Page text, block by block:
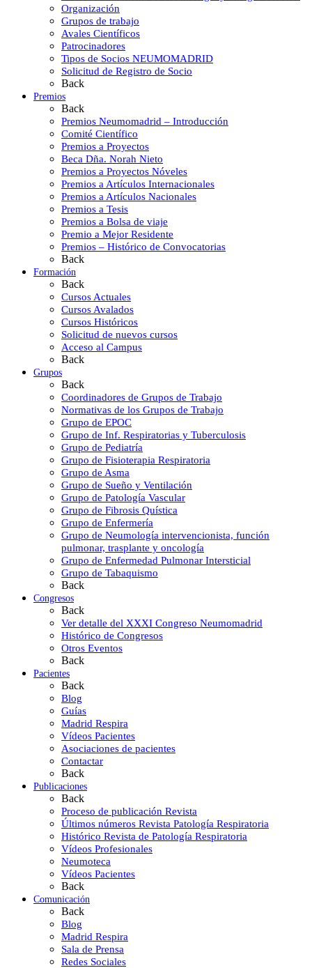
Organización
Grupos de trabajo
Avales Científicos
Patrocinadores
Tipos de Socios NEUMOMADRID
Solicitud de Registro de Socio
Back
Premios
Back
Premios Neumomadrid – Introducción
Comité Científico
Premios a Proyectos
Beca Dña. Norah Nieto
Premios a Proyectos Nóveles
Premios a Artículos Internacionales
Premios a Artículos Nacionales
Premios a Tesis
Premios a Bolsa de viaje
Premio a Mejor Residente
Premios – Histórico de Convocatorias
Back
Formación
Back
Cursos Actuales
Cursos Avalados
Cursos Históricos
Solicitud de nuevos cursos
Acceso al Campus
Back
Grupos
Back
Coordinadores de Grupos de Trabajo
Normativas de los Grupos de Trabajo
Grupo de EPOC
Grupo de Inf. Respiratorias y Tuberculosis
Grupo de Pediatría
Grupo de Fisioterapia Respiratoria
Grupo de Asma
Grupo de Sueño y Ventilación
Grupo de Patología Vascular
Grupo de Fibrosis Quística
Grupo de Enfermería
Grupo de Neumología intervencionista, función
pulmonar, trasplante y oncología
Grupo de Enfermedad Pulmonar Intersticial
Grupo de Tabaquismo
Back
Congresos
Back
Ver detalle del XXXI Congreso Neumomadrid
Histórico de Congresos
Otros Eventos
Back
Pacientes
Back
Blog
Guías
Madrid Respira
Vídeos Pacientes
Asociaciones de pacientes
Contactar
Back
Publicaciones
Back
Proceso de publicación Revista
Últimos números Revista Patología Respiratoria
Histórico Revista de Patología Respiratoria
Vídeos Profesionales
Neumoteca
Vídeos Pacientes
Back
Comunicación
Back
Blog
Madrid Respira
Sala de Prensa
Redes Sociales